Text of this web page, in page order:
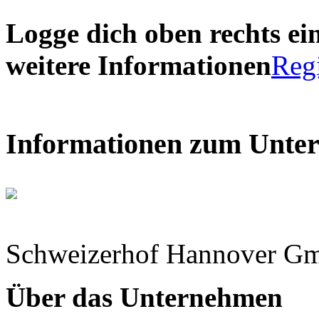
Logge dich oben rechts
weitere Informationen
Informationen zum
Schweizerhof Hannover
Über das Unternehmen